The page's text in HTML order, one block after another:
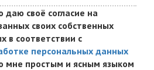
своё согласие на
своих собственных
в соответствии с
персональных данных
мне простым и ясным языком